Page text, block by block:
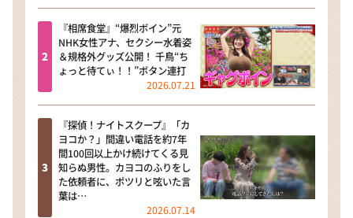
ポツンと一軒家
ザキ山小屋本館
ぺこぱのまるスポ
『相席食堂』“爆烈ボイン”元
NHK女性アナ、セクシー水着姿
＆規格外グッズ公開！ 千鳥“ち
ょっと待てぃ！！”ボタン連打
2026.07.21
『探偵！ナイトスクープ』「カ
ヨコか？」間違い電話を約7年
間100回以上かけ続けてくる見
知らぬ男性。カヨコのふりをし
た依頼者に、ポツリと呟いた言
葉は…
2026.07.14